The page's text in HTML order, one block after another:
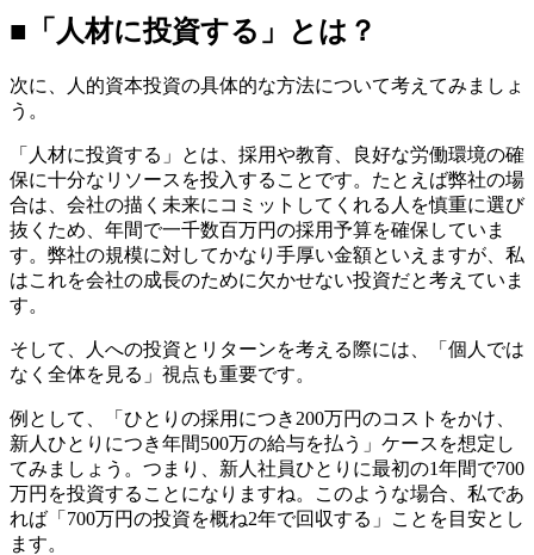
■「人材に投資する」とは？
次に、人的資本投資の具体的な方法について考えてみましょ
う。
「人材に投資する」とは、採用や教育、良好な労働環境の確
保に十分なリソースを投入することです。たとえば弊社の場
合は、会社の描く未来にコミットしてくれる人を慎重に選び
抜くため、年間で一千数百万円の採用予算を確保していま
す。弊社の規模に対してかなり手厚い金額といえますが、私
はこれを会社の成長のために欠かせない投資だと考えていま
す。
そして、人への投資とリターンを考える際には、「個人では
なく全体を見る」視点も重要です。
例として、「ひとりの採用につき200万円のコストをかけ、
新人ひとりにつき年間500万の給与を払う」ケースを想定し
てみましょう。つまり、新人社員ひとりに最初の1年間で700
万円を投資することになりますね。このような場合、私であ
れば「700万円の投資を概ね2年で回収する」ことを目安とし
ます。